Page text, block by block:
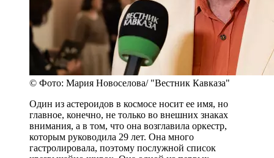
© Фото: Мария Новоселова/ "Вестник Кавказа"
Один из астероидов в космосе носит ее имя, но
главное, конечно, не только во внешних знаках
внимания, а в том, что она возглавила оркестр,
которым руководила 29 лет. Она много
гастролировала, поэтому послужной список